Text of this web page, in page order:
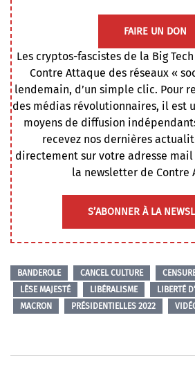
FAIRE UN DON
Les cryptos-fascistes de la Big
Contre Attaque des réseaux «
lendemain, d’un simple clic. Pour
des médias révolutionnaires, il est
moyens de diffusion
recevez nos dernières
directement sur votre adresse
la newsletter de Contre
S’ABONNER À LA
BANDEROLE CANCEL CULTURE
LÈSE MAJESTÉ
LIBÉRALISME
LIBERTÉ
MACRON
PRÉSIDENTIELLES 2022